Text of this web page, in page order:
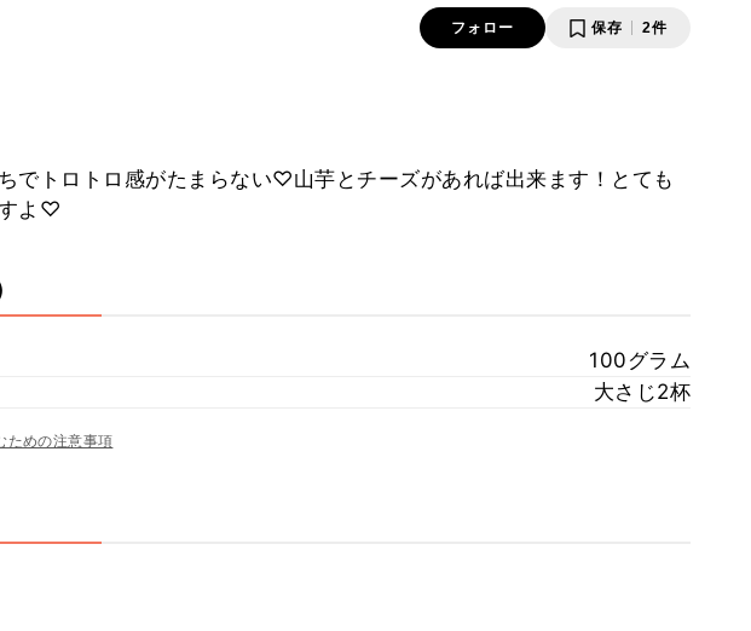
フォロー 保存 2件
でトロトロ感がたまらない♡山芋とチーズがあれば出来ます！とても
よ♡
100グラム
大さじ2杯
ための注意事項